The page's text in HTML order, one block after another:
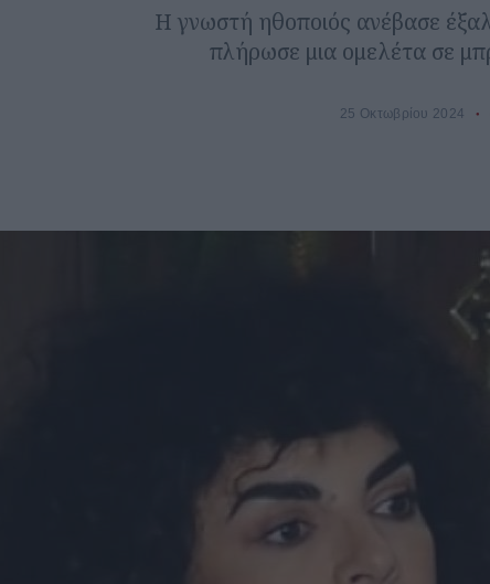
Η γνωστή ηθοποιός ανέβασε
πλήρωσε μια ομελέτα σε
25 Οκτωβρίου 2024